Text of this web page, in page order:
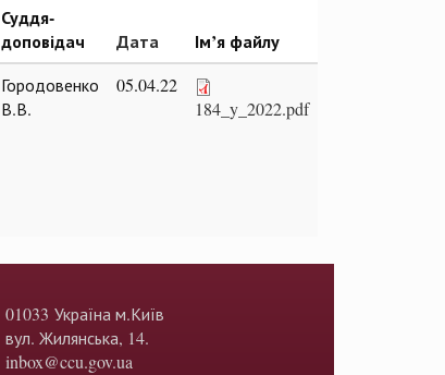
Суддя-
доповідач
Дата Ім’я файлу
Городовенко
В.В.
05.04.22
184_y_2022.pdf
01033 Україна м.Київ
вул. Жилянська, 14.
inbox@ccu.gov.ua